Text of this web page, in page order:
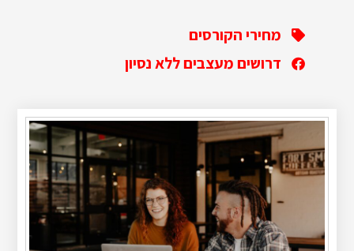
מחירי הקורסים
דרושים מעצבים ללא נסיון